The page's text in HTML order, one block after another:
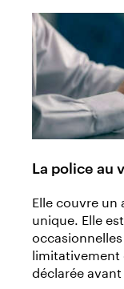
La police au
Elle couvre
unique. Elle
limitativement
déclarée